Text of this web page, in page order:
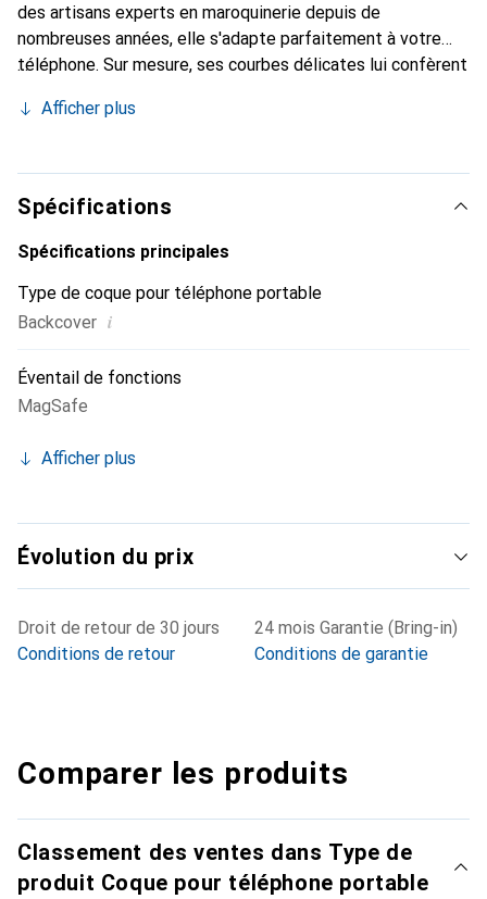
des artisans experts en maroquinerie depuis de
nombreuses années, elle s'adapte parfaitement à votre
téléphone. Sur mesure, ses courbes délicates lui confèrent
chic et essentiel de votre smartphone. Reconnaître à
marque Noreve est un choix sûr pour une clientèle
exigeante.
Afficher plus
Spécifications
Spécifications principales
Type de coque pour téléphone portable
Backcover i
Éventail de fonctions
MagSafe
Afficher plus
Évolution du prix
Droit de retour de 30 jours
Conditions de retour
24 mois Garantie (Bring-in)
Conditions de garantie
Comparer les produits
Classement des ventes dans Type de
produit Coque pour téléphone portable